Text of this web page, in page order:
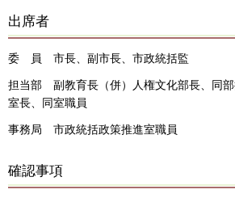
出席者
委 員 市長、副市長、市政統括監
担当部 副教育長（併）人権文化部長、同
室長、同室職員
事務局 市政統括政策推進室職員
確認事項